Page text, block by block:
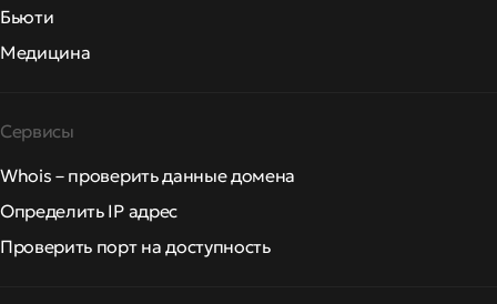
Бьюти
Медицина
Сервисы
Whois – проверить данные домена
Определить IP адрес
Проверить порт на доступность